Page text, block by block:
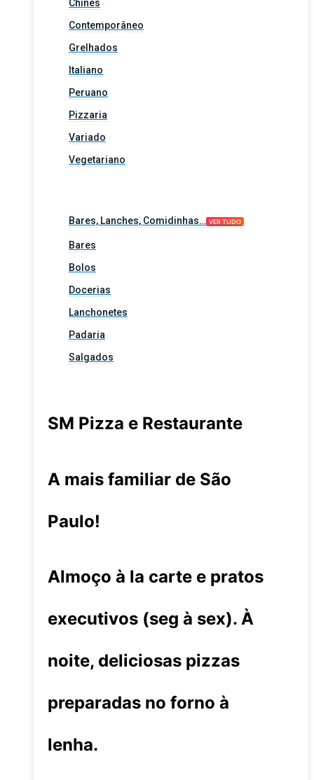
Chinês
Contemporâneo
Grelhados
Italiano
Peruano
Pizzaria
Variado
Vegetariano
Bares, Lanches, Comidinhas… VER TUDO
Bares
Bolos
Docerias
Lanchonetes
Padaria
Salgados
SM Pizza e Restaurante
A mais familiar de São
Paulo!
Almoço à la carte e pratos
executivos (seg à sex). À
noite, deliciosas pizzas
preparadas no forno à
lenha.